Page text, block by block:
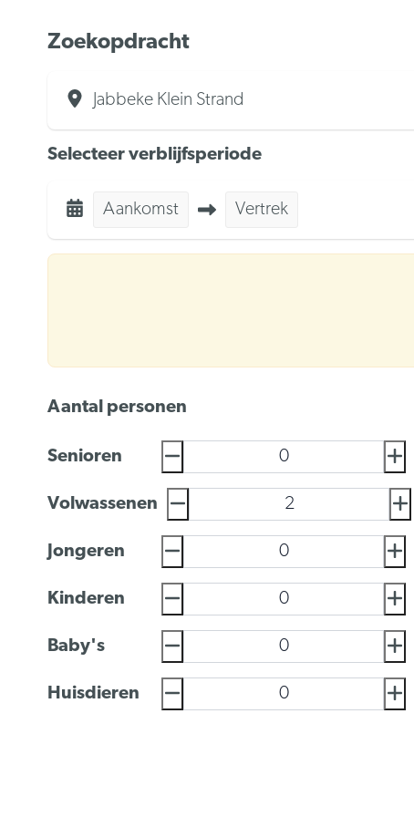
Zoekopdracht
Jabbeke Klein Strand
Selecteer verblijfsperiode
Aankomst Vertrek
Aantal personen
Senioren
Volwassenen
Jongeren
Kinderen
Baby's
Huisdieren